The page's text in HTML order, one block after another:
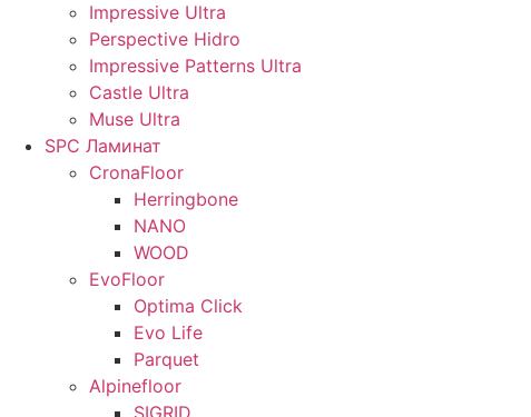
Impressive Ultra
Perspective Hidro
Impressive Patterns Ultra
Castle Ultra
Muse Ultra
SPC Ламинат
CronaFloor
Herringbone
NANO
WOOD
EvoFloor
Optima Click
Evo Life
Parquet
Alpinefloor
SIGRID